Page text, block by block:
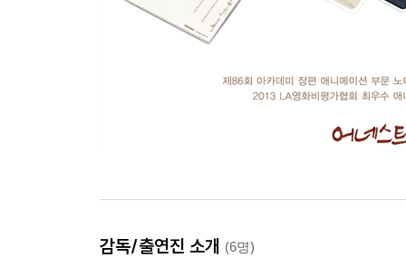
감독/출연진 소개 (6명)